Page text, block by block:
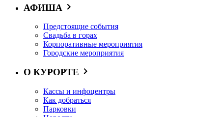
АФИША
Предстоящие события
Свадьба в горах
Корпоративные мероприятия
Городские мероприятия
О КУРОРТЕ
Кассы и инфоцентры
Как добраться
Парковки